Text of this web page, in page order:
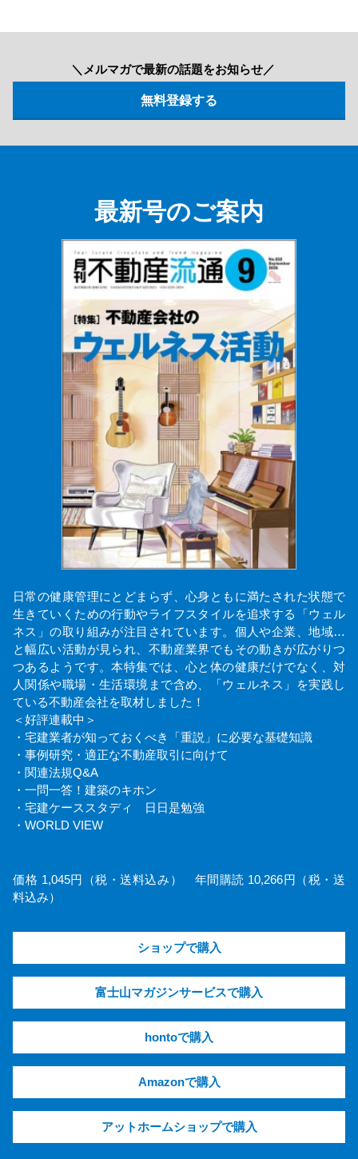
＼メルマガで最新の話題をお知らせ／
最新号のご案内
日常の健康管理にとどまらず、心身ともに満たされた状態で
生きていくための行動やライフスタイルを追求する「ウェル
ネス」の取り組みが注目されています。個人や企業、地域…
と幅広い活動が見られ、不動産業界でもその動きが広がりつ
つあるようです。本特集では、心と体の健康だけでなく、対
人関係や職場・生活環境まで含め、「ウェルネス」を実践し
ている不動産会社を取材しました！
＜好評連載中＞
・宅建業者が知っておくべき「重説」に必要な基礎知識
・事例研究・適正な不動産取引に向けて
・関連法規Q&A
・一問一答！建築のキホン
・宅建ケーススタディ 日日是勉強
・WORLD VIEW
価格 1,045円（税・送料込み） 年間購読 10,266円（税・送
料込み）
ショップで購入
富士山マガジンサービスで購入
hontoで購入
Amazonで購入
アットホームショップで購入